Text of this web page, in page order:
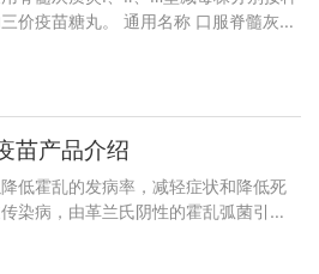
价疫苗糖丸。 通用名称 口服脊髓灰质
苗产品介绍
低霍乱的发病率，减轻症状和降低死
染病，由革兰氏阴性的霍乱弧菌引
&